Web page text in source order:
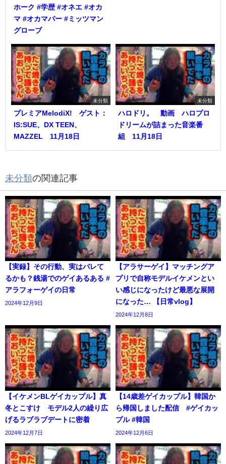
ホーク #学歴 #オネエ #オカ
マ #オカマバー #ミッツマン
グローブ
未分類
プレミアMelodiX! ゲスト：
IS:SUE、DX TEEN、
MAZZEL 11月18日
未分類
ハロドリ。 動画 ハロプロ
ドリームが詰まった音楽番
組 11月18日
未分類の関連記事
【実録】その行動、実はバレて
るかも？銭湯でのゲイあるある #
アラフォーゲイの日常
2024年12月9日
【アラサーゲイ】マッチングア
プリで自称モデルイケメンとい
い感じになったけど最悪な展開
になった… 【日常vlog】
2024年12月8日
【イケメンBLゲイカップル】真
冬とこすけ モデル2人の繰り広
げるラブラブデートに密着
2024年12月7日
【14歳差ゲイカップル】韓国か
ら帰国しました配信 #ゲイカッ
プル #韓国
2024年12月6日